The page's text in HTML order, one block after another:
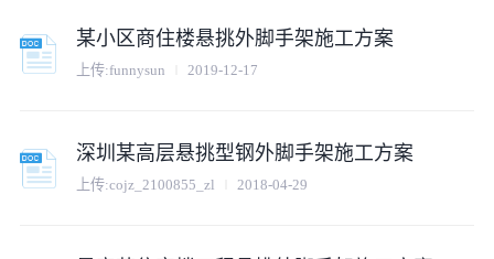
某小区商住楼悬挑外脚手架施工方案
上传:funnysun 2019-12-17
深圳某高层悬挑型钢外脚手架施工方案
上传:cojz_2100855_zl 2018-04-29